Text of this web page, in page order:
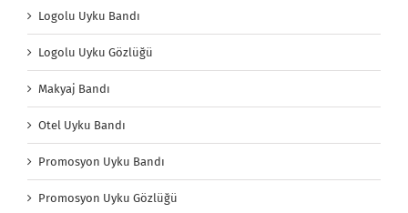
Logolu Uyku Bandı
Logolu Uyku Gözlüğü
Makyaj Bandı
Otel Uyku Bandı
Promosyon Uyku Bandı
Promosyon Uyku Gözlüğü